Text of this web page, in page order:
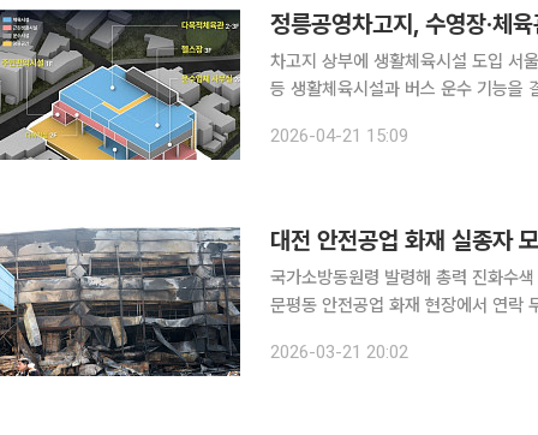
정릉공영차고지, 수영장·체
차고지 상부에 생활체육시설 도입 서울 성북구 정릉공영차고지가 수영장과 다목적체육관, 헬스장
등 생활체육시설과 버스 운수 기능을 결합한 복합
표했다. 서울시는 차고지 상부를
2026-04-21 15:09
대전 안전공업 화재 실종자
국가소방동원령 발령해 총력 진화수색 하루 만에 모두
문평동 안전공업 화재 현장에서 연락 두절됐
으로는 공장 내부 절삭유와 기름때,
2026-03-21 20:02